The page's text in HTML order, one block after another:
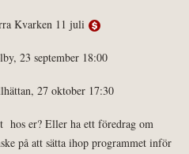
Kvarken 11 juli
23 september 18:00
27 oktober 17:30
er? Eller ha ett föredrag om
på att sätta ihop programmet inför